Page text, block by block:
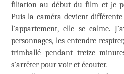
filiation au début du film et je
Puis la caméra devient
l’appartement, elle se calme.
personnages, les entendre
trimballé pendant treize
s’arrêter pour voir et écouter.